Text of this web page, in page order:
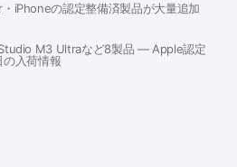
iPhoneの認定整備済製品が大量追加
M3 Ultraなど8製品 — Apple認定
入荷情報